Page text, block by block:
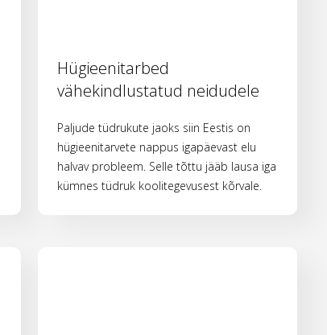
Hügieenitarbed
vähekindlustatud neidudele
Paljude tüdrukute jaoks siin Eestis on
hügieenitarvete nappus igapäevast elu
halvav probleem. Selle tõttu jääb lausa iga
kümnes tüdruk koolitegevusest kõrvale.